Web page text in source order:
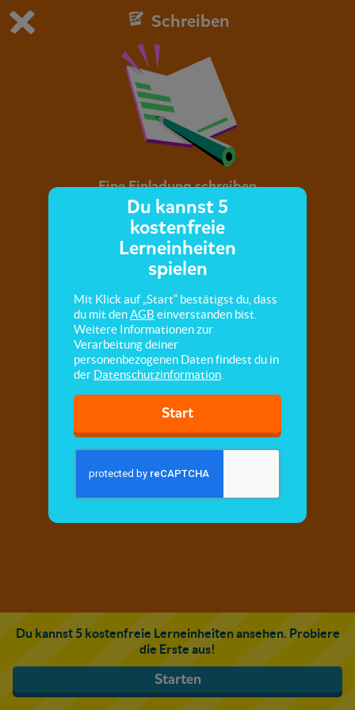
Du spielst die kostenfreie Testversion von scoyo.
Jetzt bestellen
0 1
Schreiben
Eine Einladung schreiben
Hier übst du, eine Einladung zu schreiben.
Du kannst 5 kostenfreie Lerneinheiten ansehen. Probiere
die Erste aus!
Starten
Du kannst 5
kostenfreie
Lerneinheiten
spielen
Mit Klick auf „Start“ bestätigst du, dass
du mit denAGB einverstanden bist.
Weitere Informationen zur
Verarbeitung deiner
personenbezogenen Daten findest du in
der Datenschutzinformation
Start